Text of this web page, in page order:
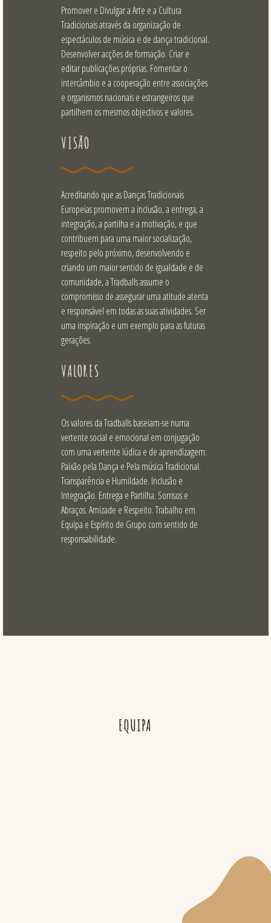
Promover e Divulgar a Arte e a Cultura
Tradicionais através da organização de
espectáculos de música e de dança tradicional.
Desenvolver acções de formação. Criar e
editar publicações próprias. Fomentar o
intercâmbio e a cooperação entre associações
e organismos nacionais e estrangeiros que
partilhem os mesmos objectivos e valores.
VISÃO
Acreditando que as Danças Tradicionais
Europeias promovem a inclusão, a entrega, a
integração, a partilha e a motivação, e que
contribuem para uma maior socialização,
respeito pelo próximo, desenvolvendo e
criando um maior sentido de igualdade e de
comunidade, a Tradballs assume o
compromisso de assegurar uma atitude atenta
e responsável em todas as suas atividades. Ser
uma inspiração e um exemplo para as futuras
gerações.
VALORES
Os valores da Tradballs baseiam-se numa
vertente social e emocional em conjugação
com uma vertente lúdica e de aprendizagem:
Paixão pela Dança e Pela música Tradicional.
Transparência e Humildade. Inclusão e
Integração. Entrega e Partilha. Sorrisos e
Abraços. Amizade e Respeito. Trabalho em
Equipa e Espírito de Grupo com sentido de
responsabilidade.
EQUIPA